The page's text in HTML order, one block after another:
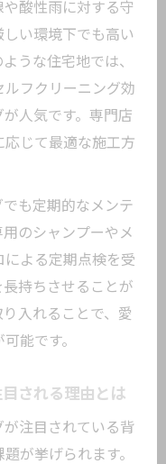
酸性雨に対する守
い環境下でも高い
うな住宅地では、
フクリーニング効
人気です。専門店
じて最適な施工方
も定期的なメンテ
のシャンプーやメ
よる定期点検を受
持ちさせることが
入れることで、愛
能です。
される理由とは
注目されている背
が挙げられます。